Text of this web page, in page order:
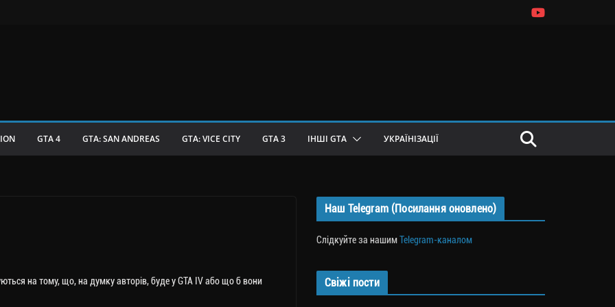
GTA 4 GTA: SAN ANDREAS GTA: VICE CITY GTA 3 ІНШІ GTA УКРАЇНІЗАЦІЇ
на тому, що, на думку авторів, буде у GTA IV або що б вони
Наш Telegram (Посилання оновлено)
Слідкуйте за нашимTelegram-каналом
Свіжі пости